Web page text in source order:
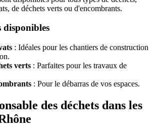
de déchets verts ou d'encombrants.
disponibles
: Idéales pour les chantiers de construction
verts : Parfaites pour les travaux de
: Pour le débarras de vos espaces.
des déchets dans les